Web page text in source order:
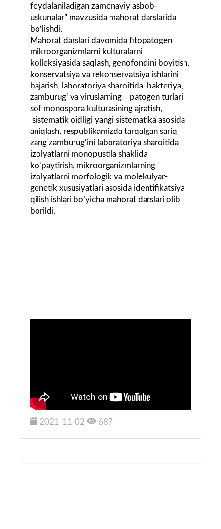
foydalaniladigan zamonaviy asbob-
uskunalar” mavzusida mahorat darslarida
bo‘lishdi.
Mahorat darslari davomida fitopatogen
mikroorganizmlarni kulturalarni
kolleksiyasida saqlash, genofondini boyitish,
konservatsiya va rekonservatsiya ishlarini
bajarish, laboratoriya sharoitida bakteriya,
zamburug‘ va viruslarning patogen turlari
sof monospora kulturasining ajratish,
sistematik oidligi yangi sistematika asosida
aniqlash, respublikamizda tarqalgan sariq
zang zamburug‘ini laboratoriya sharoitida
izolyatlarni monopustila shaklida
ko‘paytirish, mikroorganizmlarning
izolyatlarni morfologik va molekulyar-
genetik xususiyatlari asosida identifikatsiya
qilish ishlari bo’yicha mahorat darslari olib
borildi.
2021-11-02 687